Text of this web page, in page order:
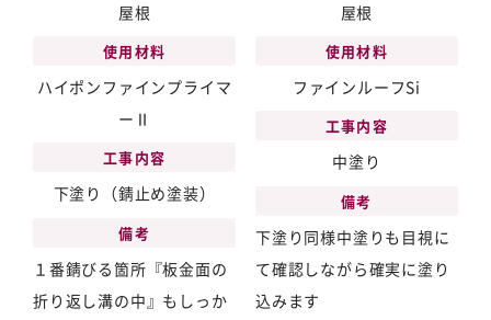
屋根
使用材料
ハイポンファインプライマ
ーⅡ
工事内容
下塗り（錆止め塗装）
備考
１番錆びる箇所『板金面の
折り返し溝の中』もしっか
屋根
使用材料
ファインルーフSi
工事内容
中塗り
備考
下塗り同様中塗りも目視に
て確認しながら確実に塗り
込みます